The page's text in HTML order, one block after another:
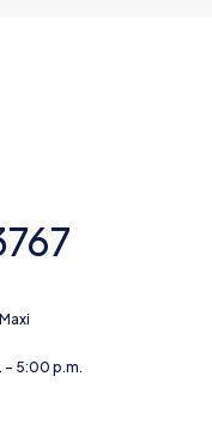
– 5:00 p.m.